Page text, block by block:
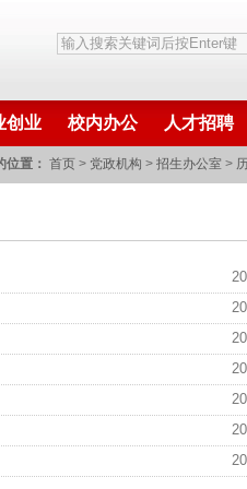
创业 校内办公 人才招聘
位置： 首页 > 党政机构 > 招生办公室 >